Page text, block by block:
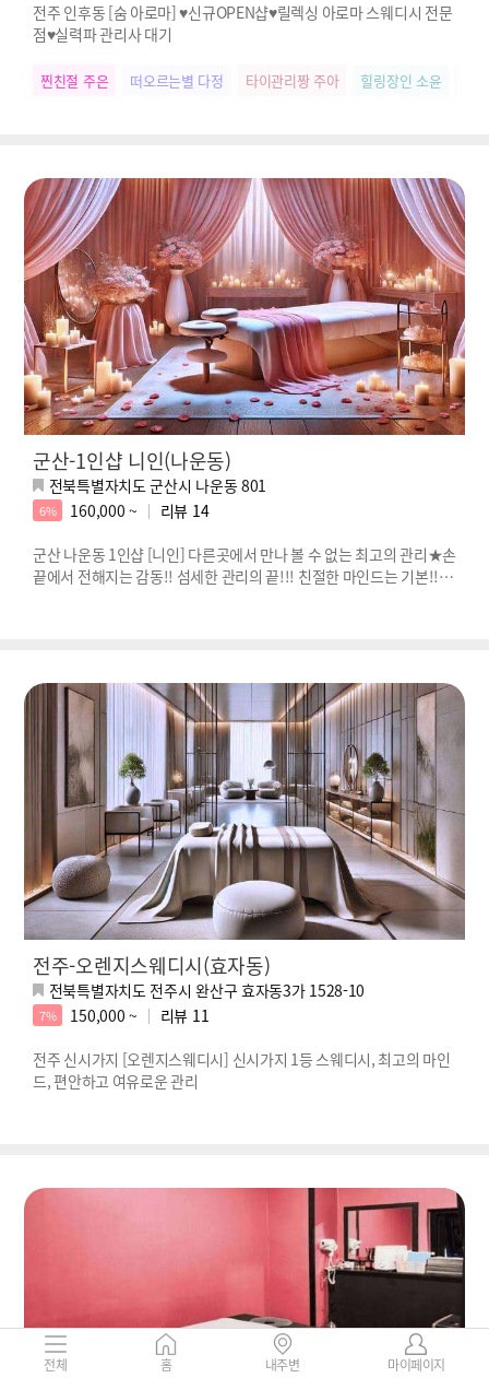
전주 인후동 [숨 아로마] ♥신규OPEN샵♥릴렉싱 아로마 스웨디시 전문
점♥실력파 관리사 대기
찐친절 주은 떠오르는별 다정 타이관리짱 주아 힐링장인 소윤
군산-1인샵 니인(나운동)
전북특별자치도 군산시 나운동 801
6% 160,000 ~ 리뷰 14
군산 나운동 1인샵 [니인] 다른곳에서 만나 볼 수 없는 최고의 관리★손
끝에서 전해지는 감동!! 섬세한 관리의 끝!!! 친절한 마인드는 기본!! 힐
전주-오렌지스웨디시(효자동)
전북특별자치도 전주시 완산구 효자동3가 1528-10
7% 150,000 ~ 리뷰 11
전주 신시가지 [오렌지스웨디시] 신시가지 1등 스웨디시, 최고의 마인
드, 편안하고 여유로운 관리
전체 홈 내주변 마이페이지